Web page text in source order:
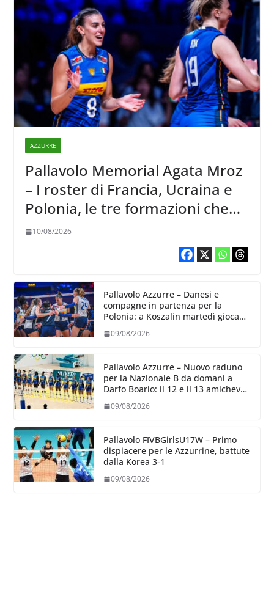
AZZURRE
Pallavolo Memorial Agata Mroz
– I roster di Francia, Ucraina e
Polonia, le tre formazioni che
affronteranno l’Italia
10/08/2026
Pallavolo Azzurre – Danesi e
compagne in partenza per la
Polonia: a Koszalin martedì giocano
09/08/2026
Pallavolo Azzurre – Nuovo raduno
per la Nazionale B da domani a
Darfo Boario: il 12 e il 13 amichevoli
09/08/2026
Pallavolo FIVBGirlsU17W – Primo
dispiacere per le Azzurrine, battute
dalla Korea 3-1
09/08/2026